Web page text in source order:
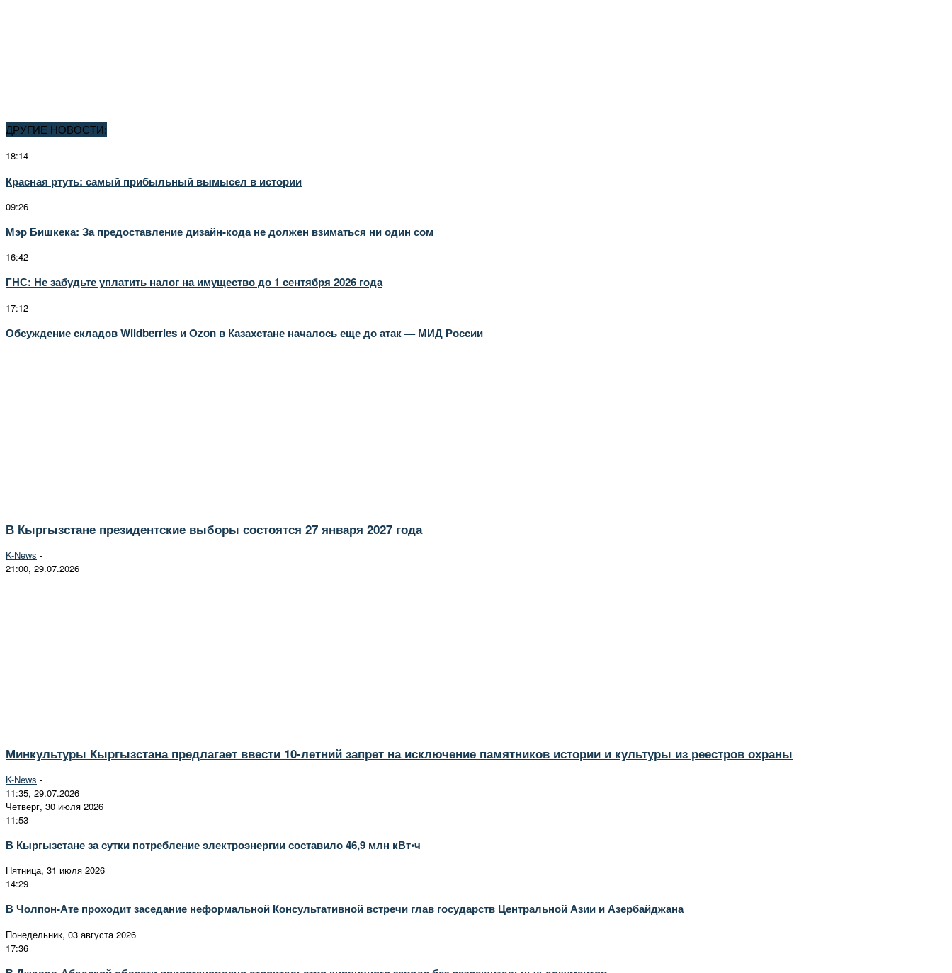
ДРУГИЕ НОВОСТИ:
18:14
Красная ртуть: самый прибыльный вымысел в истории
09:26
Мэр Бишкека: За предоставление дизайн-кода не должен взиматься ни один сом
16:42
ГНС: Не забудьте уплатить налог на имущество до 1 сентября 2026 года
17:12
Обсуждение складов Wildberries и Ozon в Казахстане началось еще до атак — МИД России
В Кыргызстане президентские выборы состоятся 27 января 2027 года
K-News -
21:00, 29.07.2026
Минкультуры Кыргызстана предлагает ввести 10-летний запрет на исключение памятников истории и культуры из реестров охраны
K-News -
11:35, 29.07.2026
Четверг, 30 июля 2026
11:53
В Кыргызстане за сутки потребление электроэнергии составило 46,9 млн кВт•ч
Пятница, 31 июля 2026
14:29
В Чолпон-Ате проходит заседание неформальной Консультативной встречи глав государств Центральной Азии и Азербайджана
Понедельник, 03 августа 2026
17:36